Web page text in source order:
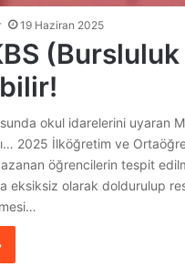
19 Haziran 2025
okul idarelerini uyaran
2025 İlköğretim ve
öğrencilerin tespit
eksiksiz olarak doldurulup